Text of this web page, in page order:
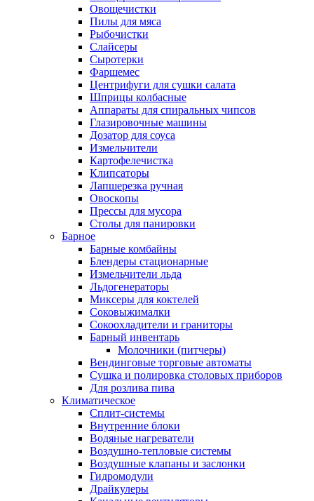
Овощечистки
Пилы для мяса
Рыбочистки
Слайсеры
Сыротерки
Фаршемес
Центрифуги для сушки салата
Шприцы колбасные
Аппараты для спиральных чипсов
Глазировочные машины
Дозатор для соуса
Измельчители
Картофелечистка
Клипсаторы
Лапшерезка ручная
Овоскопы
Прессы для мусора
Столы для панировки
Барное
Барные комбайны
Блендеры стационарные
Измельчители льда
Льдогенераторы
Миксеры для коктелей
Соковыжималки
Сокоохладители и граниторы
Барный инвентарь
Молочники (питчеры)
Вендинговые торговые автоматы
Сушка и полировка столовых приборов
Для розлива пива
Климатическое
Сплит-системы
Внутренние блоки
Водяные нагреватели
Воздушно-тепловые системы
Воздушные клапаны и заслонки
Гидромодули
Драйкулеры